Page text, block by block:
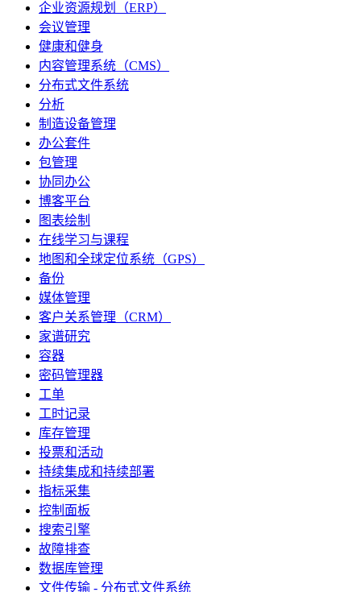
企业资源规划（ERP）
会议管理
健康和健身
内容管理系统（CMS）
分布式文件系统
分析
制造设备管理
办公套件
包管理
协同办公
博客平台
图表绘制
在线学习与课程
地图和全球定位系统（GPS）
备份
媒体管理
客户关系管理（CRM）
家谱研究
容器
密码管理器
工单
工时记录
库存管理
投票和活动
持续集成和持续部署
指标采集
控制面板
搜索引擎
故障排查
数据库管理
文件传输 - 分布式文件系统